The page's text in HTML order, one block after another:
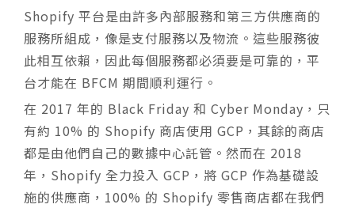
Shopify 平台是由許多內部服務和第三方供應商的
服務所組成，像是支付服務以及物流。這些服務彼
此相互依賴，因此每個服務都必須要是可靠的，平
台才能在 BFCM 期間順利運行。
在 2017 年的 Black Friday 和 Cyber Monday，只
有約 10% 的 Shopify 商店使用 GCP ，其餘的商店
都是由他們自己的數據中心託管。然而在 2018
年，Shopify 全力投入 GCP，將 GCP 作為基礎設
施的供應商，100% 的 Shopify 零售商店都在我們